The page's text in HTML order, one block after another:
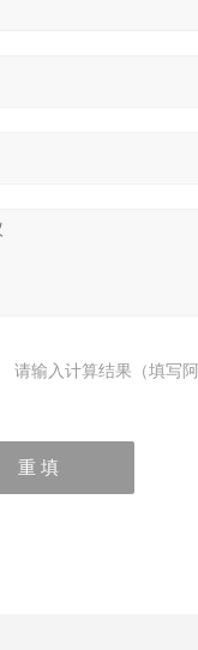
请输入计算结果（填写